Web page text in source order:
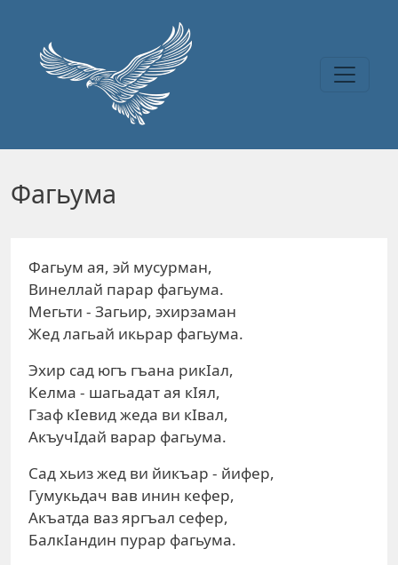
Фагьума
Фагьум ая, эй мусурман,
Винеллай парар фагьума.
Мегьти - Загьир, эхирзаман
Жед лагьай икьрар фагьума.
Эхир сад югъ гъана рикIал,
Келма - шагьадат ая кIял,
Гзаф кIевид жеда ви кIвал,
АкъучIдай варар фагьума.
Сад хьиз жед ви йикъар - йифер,
Гумукьдач вав инин кефер,
Акъатда ваз яргъал сефер,
БалкIандин пурар фагьума.